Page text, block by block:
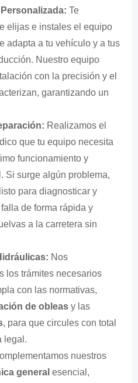
Te
elijas e instales el equipo
adapta a tu vehículo y a tus
Nuestro equipo
con la precisión y el
garantizando un
Realizamos el
que tu equipo necesita
funcionamiento y
Si surge algún problema,
para diagnosticar y
de forma rápida y
a la carretera sin
Nos
los trámites necesarios
con las normativas,
de obleas y las
, para que circules con total
legal.
nuestros
general esencial,